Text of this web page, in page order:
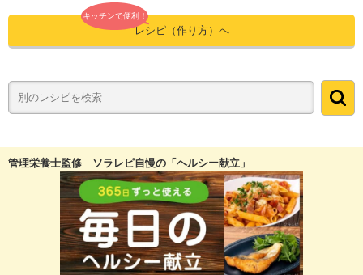
キッチンで便利！
レシピ（作り方）へ
管理栄養士監修 ソラレピ自慢の「ヘルシー献立」